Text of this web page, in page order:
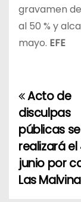
gravamen
al 50 % y
mayo. EFE
N
a
v
e
Acto de
disculpas
públicas se
realizará
junio por
Las